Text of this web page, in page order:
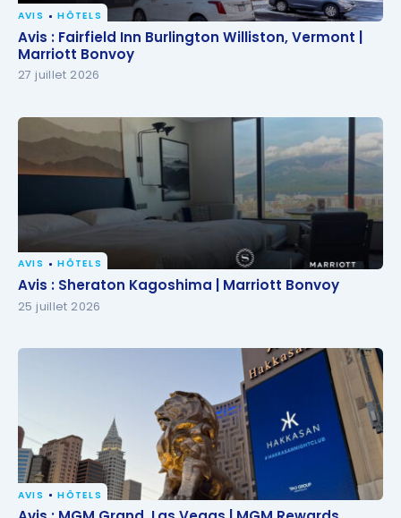
Avis : Fairfield Inn Burlington Williston, Vermont |
Marriott Bonvoy
AVIS HÔTELS
Avis : Fairfield Inn Burlington Williston, Vermont |
Marriott Bonvoy
27 juillet 2026
Avis : Sheraton Kagoshima | Marriott Bonvoy
AVIS HÔTELS
Avis : Sheraton Kagoshima | Marriott Bonvoy
25 juillet 2026
Avis : MGM Grand, Las Vegas | MGM Rewards
AVIS HÔTELS